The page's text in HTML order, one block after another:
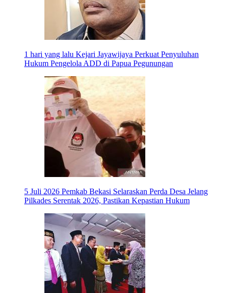
1 hari yang lalu Kejari Jayawijaya Perkuat Penyuluhan
Hukum Pengelola ADD di Papua Pegunungan
5 Juli 2026 Pemkab Bekasi Selaraskan Perda Desa Jelang
Pilkades Serentak 2026, Pastikan Kepastian Hukum